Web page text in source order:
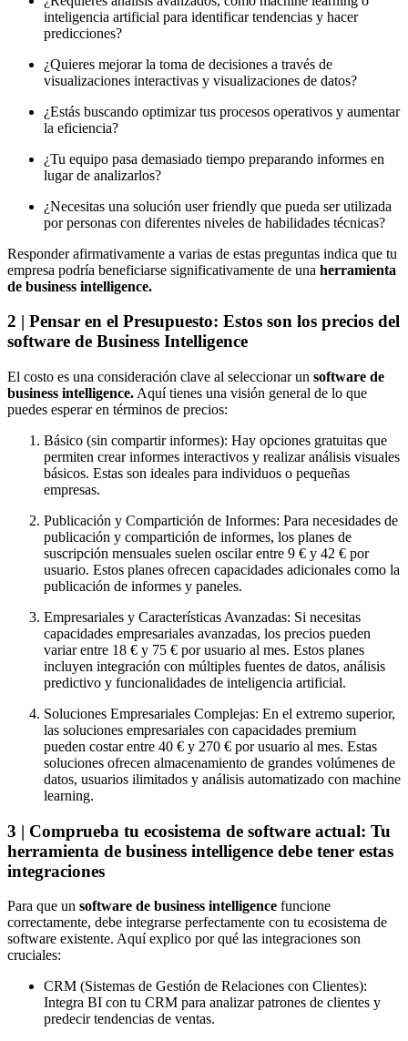
inteligencia artificial para identificar tendencias y hacer
predicciones?
¿Quieres mejorar la toma de decisiones a través de
visualizaciones interactivas y visualizaciones de datos?
¿Estás buscando optimizar tus procesos operativos y aumentar
la eficiencia?
¿Tu equipo pasa demasiado tiempo preparando informes en
lugar de analizarlos?
¿Necesitas una solución user friendly que pueda ser utilizada
por personas con diferentes niveles de habilidades técnicas?
Responder afirmativamente a varias de estas preguntas indica que tu
empresa podría beneficiarse significativamente de una herramienta
de business intelligence.
2 | Pensar en el Presupuesto: Estos son los precios del
software de Business Intelligence
El costo es una consideración clave al seleccionar un software de
business intelligence. Aquí tienes una visión general de lo que
puedes esperar en términos de precios:
Básico (sin compartir informes): Hay opciones gratuitas que
permiten crear informes interactivos y realizar análisis visuales
básicos. Estas son ideales para individuos o pequeñas
empresas.
Publicación y Compartición de Informes: Para necesidades de
publicación y compartición de informes, los planes de
suscripción mensuales suelen oscilar entre 9 € y 42 € por
usuario. Estos planes ofrecen capacidades adicionales como la
publicación de informes y paneles.
Empresariales y Características Avanzadas: Si necesitas
capacidades empresariales avanzadas, los precios pueden
variar entre 18 € y 75 € por usuario al mes. Estos planes
incluyen integración con múltiples fuentes de datos, análisis
predictivo y funcionalidades de inteligencia artificial.
Soluciones Empresariales Complejas: En el extremo superior,
las soluciones empresariales con capacidades premium
pueden costar entre 40 € y 270 € por usuario al mes. Estas
soluciones ofrecen almacenamiento de grandes volúmenes de
datos, usuarios ilimitados y análisis automatizado con machine
learning.
3 | Comprueba tu ecosistema de software actual: Tu
herramienta de business intelligence debe tener estas
integraciones
Para que un software de business intelligence funcione
correctamente, debe integrarse perfectamente con tu ecosistema de
software existente. Aquí explico por qué las integraciones son
cruciales:
CRM (Sistemas de Gestión de Relaciones con Clientes):
Integra BI con tu CRM para analizar patrones de clientes y
predecir tendencias de ventas.